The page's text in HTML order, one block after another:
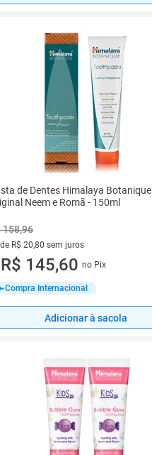
de Dentes Himalaya Botanique
Neem e Romã - 150ml
158,96
R$ 20,80 sem juros
de R$ 20,80 sem juros
R$ 145,60 no Pix
Compra Internacional
Adicionar à sacola